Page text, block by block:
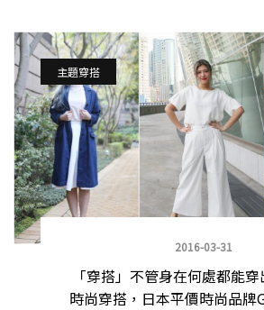
主題穿搭
2016-03-31
「穿搭」不管身在何處都能
時尚穿搭，日本平價時尚品牌